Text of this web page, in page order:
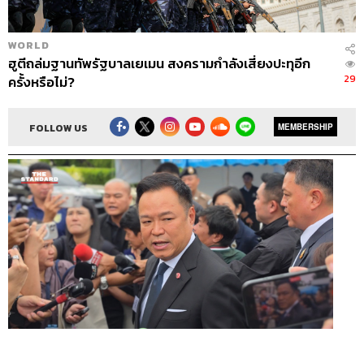
WORLD
ฮูตีถล่มฐานทัพรัฐบาลเยเมน สงครามกำลังเสี่ยงปะทุอีก
ครั้งหรือไม่?
29
FOLLOW US MEMBERSHIP